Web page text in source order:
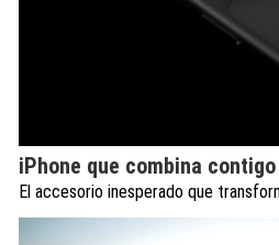
iPhone que combina contigo
El accesorio inesperado que